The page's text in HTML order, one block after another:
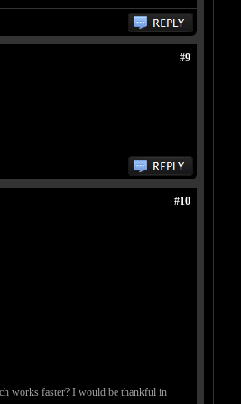
#9
#10
works faster? I would be thankful in